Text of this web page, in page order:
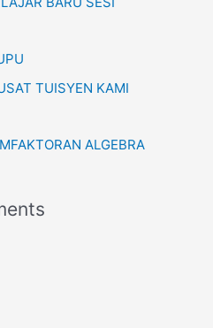
TUISYEN KAMI
ALGEBRA